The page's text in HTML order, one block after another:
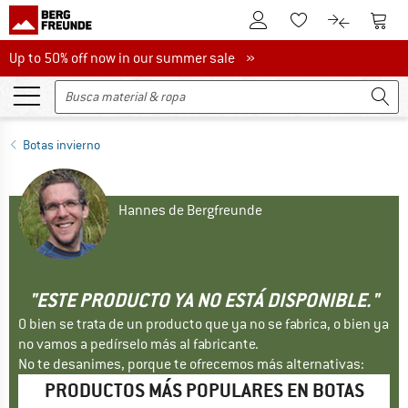
A la cuenta de cliente
A la lista de
A la A la
Up to 50% off now in our summer sale
Up to 50% off now in our summer sale »
Botas invierno
Hannes de Bergfreunde
"ESTE PRODUCTO YA NO ESTÁ DISPONIBLE."
O bien se trata de un producto que ya no se fabrica, o bien ya
no vamos a pedírselo más al fabricante.
No te desanimes, porque te ofrecemos más alternativas:
PRODUCTOS MÁS POPULARES EN BOTAS